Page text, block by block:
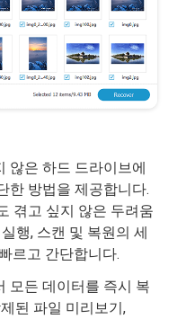
않은 하드 드라이브에
한 방법을 제공합니다.
겪고 싶지 않은 두려움
행, 스캔 및 복원의 세
르고 간단합니다.
모든 데이터를 즉시 복
된 파일 미리보기,